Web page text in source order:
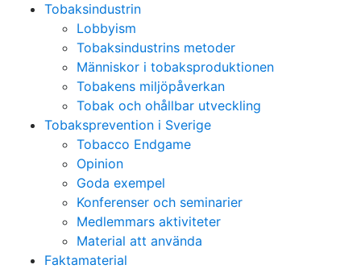
Tobaksindustrin
Lobbyism
Tobaksindustrins metoder
Människor i tobaksproduktionen
Tobakens miljöpåverkan
Tobak och ohållbar utveckling
Tobaksprevention i Sverige
Tobacco Endgame
Opinion
Goda exempel
Konferenser och seminarier
Medlemmars aktiviteter
Material att använda
Faktamaterial